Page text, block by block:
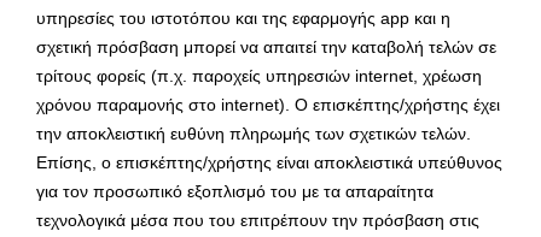
υπηρεσίες του ιστοτόπου και της εφαρμογής app και η
σχετική πρόσβαση μπορεί να απαιτεί την καταβολή τελών σε
τρίτους φορείς (π.χ. παροχείς υπηρεσιών internet, χρέωση
χρόνου παραμονής στο internet). Ο επισκέπτης/χρήστης έχει
την αποκλειστική ευθύνη πληρωμής των σχετικών τελών.
Επίσης, ο επισκέπτης/χρήστης είναι αποκλειστικά υπεύθυνος
για τον προσωπικό εξοπλισμό του με τα απαραίτητα
τεχνολογικά μέσα που του επιτρέπουν την πρόσβαση στις